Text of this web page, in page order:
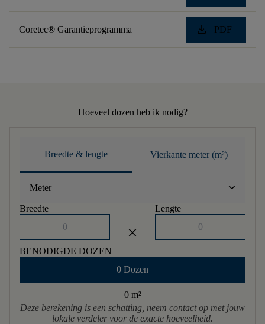
Coretec® Garantieprogramma download PDF
Hoeveel dozen heb ik nodig?
Breedte & lengte Vierkante meter (m²)
Meter keyboard_arrow_down
Breedte
close
Lengte
BENODIGDE DOZEN
0 Dozen
0 m²
Deze berekening is een schatting, neem contact op met jouw
lokale verdeler voor de exacte hoeveelheid.